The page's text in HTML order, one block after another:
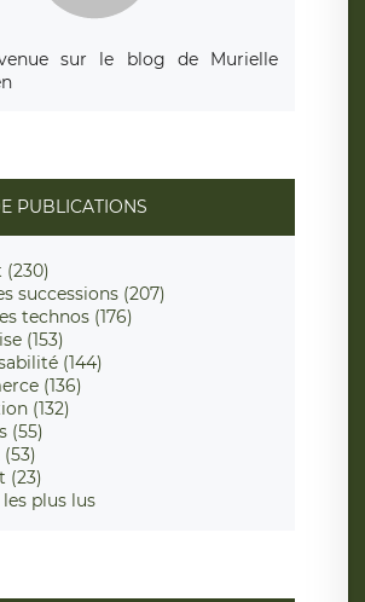
sur le blog de Murielle
PUBLICATIONS
(230)
successions (207)
technos (176)
(153)
(144)
(136)
(132)
(55)
(23)
plus lus